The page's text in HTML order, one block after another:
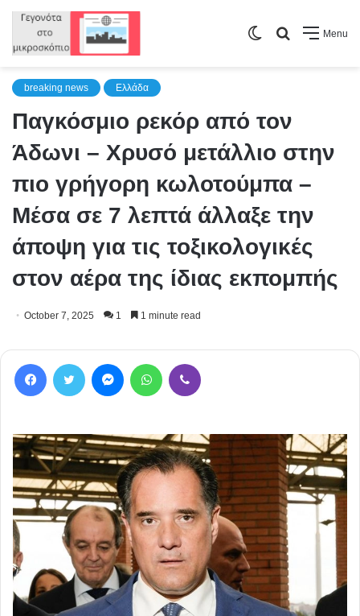
Menu
Search
Switch
breaking news Ελλάδα
Παγκόσμιο ρεκόρ από τον
Άδωνι – Χρυσό μετάλλιο στην
πιο γρήγορη κωλοτούμπα –
Μέσα σε 7 λεπτά άλλαξε την
άποψη για τις τοξικολογικές
στον αέρα της ίδιας εκπομπής
October 7, 2025 1 1 minute read
Facebook Twitter MessengerWhatsApp